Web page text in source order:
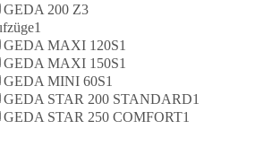
GEDA 200 Z3
1
GEDA MAXI 120S1
GEDA MAXI 150S1
GEDA MINI 60S1
GEDA STAR 200 STANDARD1
GEDA STAR 250 COMFORT1